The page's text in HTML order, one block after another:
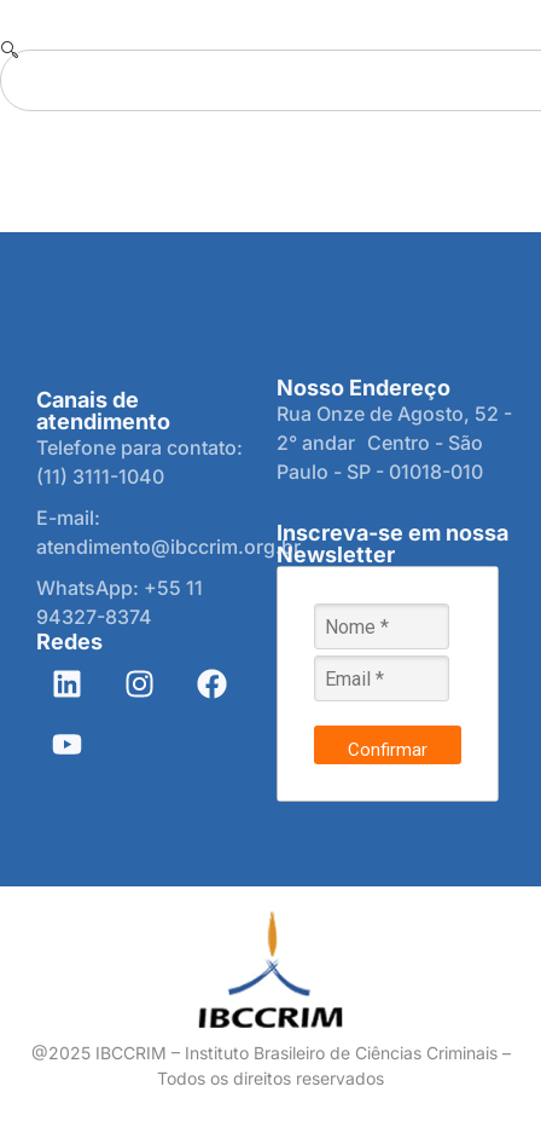
Canais de
atendimento
Telefone para contato:
(11) 3111-1040
E-mail:
atendimento@ibccrim.org.br
WhatsApp: +55 11
94327-8374
Redes
Nosso Endereço
Rua Onze de Agosto, 52 -
2° andar Centro - São
Paulo - SP - 01018-010
Inscreva-se em nossa
Newsletter
Confirmar
@2025 IBCCRIM – Instituto Brasileiro de Ciências Criminais –
Todos os direitos reservados